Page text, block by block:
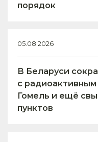
порядок
05.08.2026
В Беларуси
с
Гомель и ещё
пунктов